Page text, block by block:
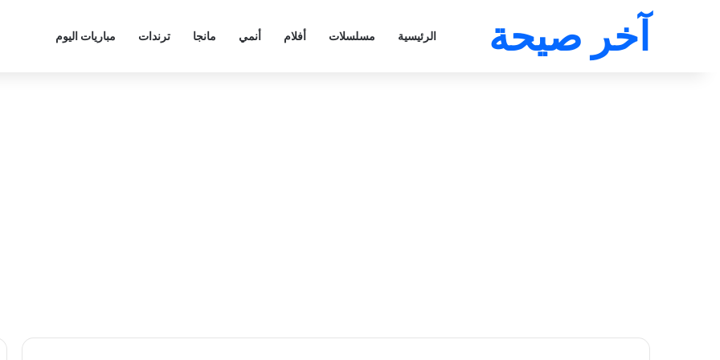
آخر صيحة الرئيسية مسلسلات أفلام أنمي مانجا ترندات مباريات اليوم